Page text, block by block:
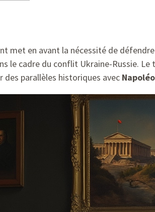
met en avant la nécessité de
le cadre du conflit Ukraine-Russie. Le
des parallèles historiques avec